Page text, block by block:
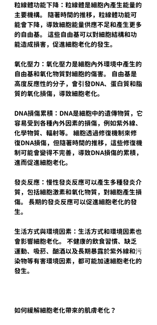
粒線體功能下降：粒線體是細胞內產生能量的
主要機構。 隨著時間的推移，粒線體功能可
能會下降，導致細胞能量供應不足和產生更多
的自由基。 這些自由基可以對細胞結構和功
能造成損害，促進細胞老化的發生。
氧化壓力：氧化壓力是細胞內外環境中產生的
自由基和氧化物質對細胞的傷害。 自由基是
高度反應性的分子，會引發DNA、蛋白質和脂
質的氧化損傷，導致細胞老化。
DNA損傷累積：DNA是細胞中的遺傳物質，它
容易受到各種內外因素的損傷，例如紫外線、
化學物質、輻射等。 細胞透過修復機制來修
復DNA損傷，但隨著時間的推移，這些修復機
制可能會變得不完善，導致DNA損傷的累積，
進而促進細胞老化。
發炎反應：慢性發炎反應可以產生多種發炎介
質，包括細胞激素和氧化物質，對細胞產生損
傷。 長期的發炎反應可以促進細胞老化的發
生。
生活方式與環境因素：生活方式和環境因素也
會影響細胞老化。 不健康的飲食習慣、缺乏
運動、吸菸、酗酒以及長期暴露於紫外線和污
染物等有害環境因素，都可能加速細胞老化的
發生。
如何緩解細胞老化帶來的肌膚老化？